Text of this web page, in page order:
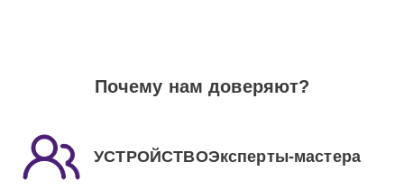
Почему нам доверяют?
УСТРОЙСТВОЭксперты-мастера